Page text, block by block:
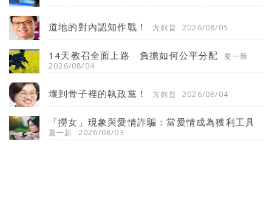
道地的對內認知作戰！ 方剡旨 2026/08/05
14天教召全面上路 負擔如何公平分配
夏一新
2026/08/04
壞到骨子裡的執政黨！ 方剡旨 2026/08/04
「撈女」現象與愛情詐騙：當愛情成為獲利工具
夏一新 2026/08/03